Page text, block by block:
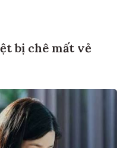
bị chê mất vẻ